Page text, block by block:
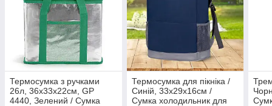
Термосумка з ручками
26л, 36x33x22см, GP
4440, Зелений / Сумка
Термосумка для пікніка /
Синій, 33х29х16см /
Сумка холодильник для